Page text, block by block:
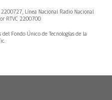
Línea Nacional Radio Nacional
RTVC 2200700
Fondo Único de Tecnologías de la